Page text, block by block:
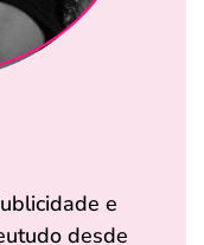
e
desde